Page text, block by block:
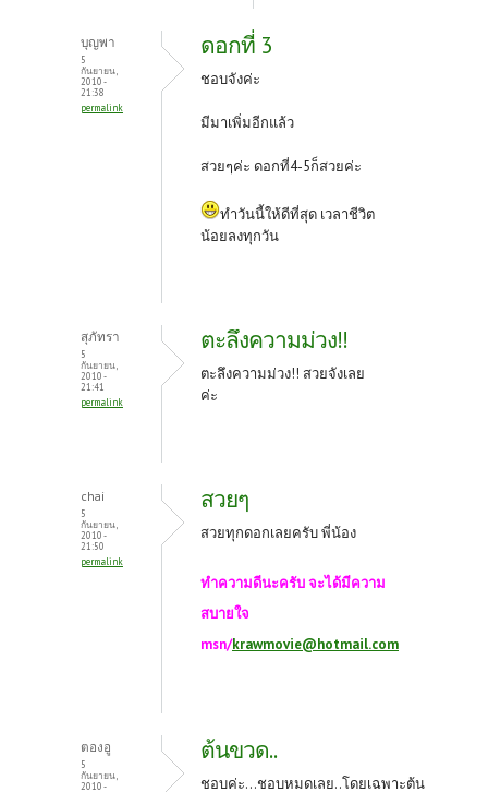
บุญพา
5
กันยายน,
2010 -
21:38
permalink
ดอกที่ 3
ชอบจังค่ะ
มีมาเพิ่มอีกแล้ว
สวยๆค่ะ ดอกที่4-5ก็สวยค่ะ
ทำวันนี้ให้ดีที่สุด เวลาชีวิต
น้อยลงทุกวัน
สุภัทรา
5
กันยายน,
2010 -
21:41
permalink
ตะลึงความม่วง!!
ตะลึงความม่วง!! สวยจังเลย
ค่ะ
chai
5
กันยายน,
2010 -
21:50
permalink
สวยๆ
สวยทุกดอกเลยครับ พี่น้อง
ทำความดีนะครับ จะได้มีความ
สบายใจ
msn/krawmovie@hotmail.com
ตองอู
5
กันยายน,
2010 -
ต้นขวด..
ชอบค่ะ...ชอบหมดเลย..โดยเฉพาะต้น